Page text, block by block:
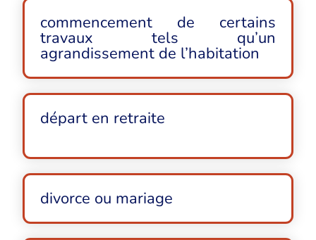
commencement de certains
travaux tels qu’un
agrandissement de l’habitation
départ en retraite
divorce ou mariage